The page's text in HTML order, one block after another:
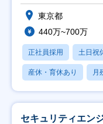
東京都
440万~700万
正社員採用 土日祝
産休・育休あり 月
セキュリティエン